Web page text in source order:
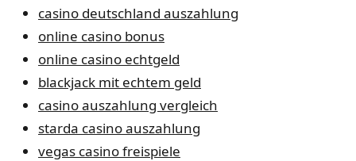
casino deutschland auszahlung
online casino bonus
online casino echtgeld
blackjack mit echtem geld
casino auszahlung vergleich
starda casino auszahlung
vegas casino freispiele